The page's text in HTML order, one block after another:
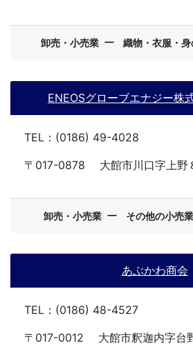
卸売・小売業 ー 織物・衣服・
ENEOSグローブエナジー株
TEL：(0186) 49-4028
〒017-0878
大館市川口字上野
卸売・小売業 ー その他の小売業
あぶかわ商会
TEL：(0186) 48-4527
〒017-0012
大館市釈迦内字台